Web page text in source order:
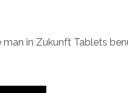
in Zukunft Tablets